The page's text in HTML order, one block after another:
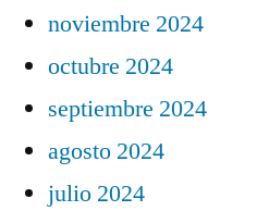
noviembre 2024
octubre 2024
septiembre 2024
agosto 2024
julio 2024